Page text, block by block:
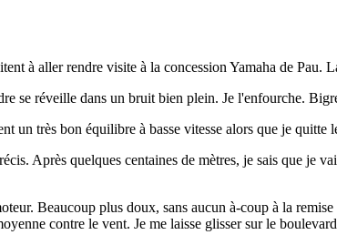
à aller rendre visite à la concession Yamaha de Pau.
se réveille dans un bruit bien plein. Je l'enfourche.
un très bon équilibre à basse vitesse alors que je quitte
Après quelques centaines de mètres, je sais que je
Beaucoup plus doux, sans aucun à-coup à la
contre le vent. Je me laisse glisser sur le